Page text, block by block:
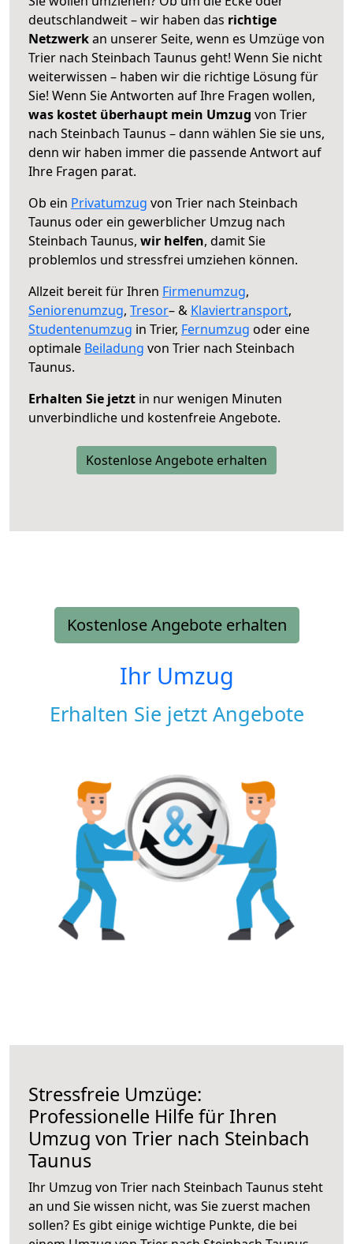
deutschlandweit – wir haben das richtige
Netzwerkan unserer Seite, wenn es Umzüge von
Trier nach Steinbach Taunus geht! Wenn Sie nicht
weiterwissen – haben wir die richtige Lösung für
Sie! Wenn Sie Antworten auf Ihre Fragen wollen,
was kostet überhaupt mein Umzug von Trier
nach Steinbach Taunus – dann wählen Sie sie uns,
denn wir haben immer die passende Antwort auf
Ihre Fragen parat.
Ob ein Privatumzug von Trier nach Steinbach
Taunus oder ein gewerblicher Umzug nach
Steinbach Taunus, wir helfen, damit Sie
problemlos und stressfrei umziehen können.
Allzeit bereit für Ihren Firmenumzug,
Seniorenumzug, Tresor– & Klaviertransport,
Studentenumzug in Trier, Fernumzug oder eine
optimale Beiladung von Trier nach Steinbach
Taunus.
Erhalten Sie jetzt in nur wenigen Minuten
unverbindliche und kostenfreie Angebote.
Kostenlose Angebote erhalten
Kostenlose Angebote erhalten
Ihr Umzug
Erhalten Sie jetzt Angebote
Stressfreie Umzüge:
Professionelle Hilfe für Ihren
Umzug von Trier nach Steinbach
Taunus
Ihr Umzug von Trier nach Steinbach Taunus steht
an und Sie wissen nicht, was Sie zuerst machen
sollen? Es gibt einige wichtige Punkte, die bei